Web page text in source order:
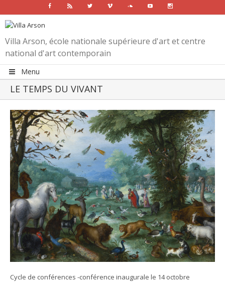
Facebook Rss Twitter Vimeo SoundcloudYoutube
Villa Arson, école nationale supérieure d'art et centre
national d'art contemporain
Menu
LE TEMPS DU VIVANT
View
Larger
Image
Cycle de conférences -conférence inaugurale le 14 octobre